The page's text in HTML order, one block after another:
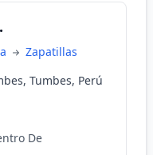
Zapatillas
Tumbes, Perú
De